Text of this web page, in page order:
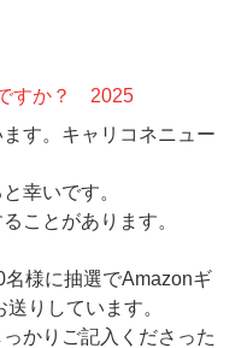
すか？ 2025
す。キャリコネニュー
幸いです。
ことがあります。
様に抽選でAmazonギ
りしています。
かりご記入くださった